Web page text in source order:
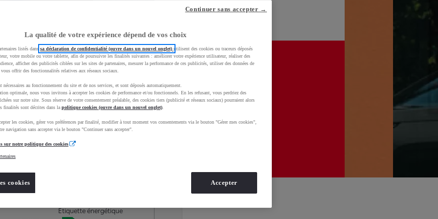
Services Concession
Occasions
Étiquette énergétique
La qualité de votre expérience dépend de vos choix
listés dans sa déclaration de confidentialité (ouvre dans un nouvel onglet) utilisent des cookies ou traceurs déposés
votre mobile ou votre tablette, afin de poursuivre les finalités suivantes : améliorer votre expérience utilisateur, réaliser des
afficher des publicités ciblées sur les sites de partenaires, mesurer la performance de ces publicités, utiliser des données de
offrir des fonctionnalités relatives aux réseaux sociaux.
nécessaires au fonctionnement du site et de nos services, et sont déposés automatiquement.
optimale, nous vous invitons à accepter les cookies de performance et/ou fonctionnels. En les refusant, vous perdriez des
sur notre site. Sous réserve de votre consentement préalable, des cookies tiers (publicité et réseaux sociaux) pourraient alors
finalités sont décrites dans la politique cookies (ouvre dans un nouvel onglet)
les cookies, gérer vos préférences par finalité, modifier à tout moment vos consentements via le bouton "Gérer mes cookies",
navigation sans accepter via le bouton "Continuer sans accepter".
sur notre politique des cookies
cookies
Continuer sans accepter →
Accepter